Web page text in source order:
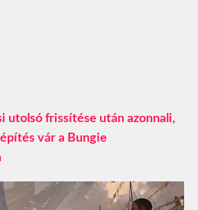
utolsó frissítése után azonnali,
vár a Bungie